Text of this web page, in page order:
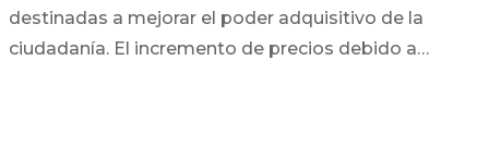
destinadas a mejorar el poder adquisitivo de la
ciudadanía. El incremento de precios debido a…